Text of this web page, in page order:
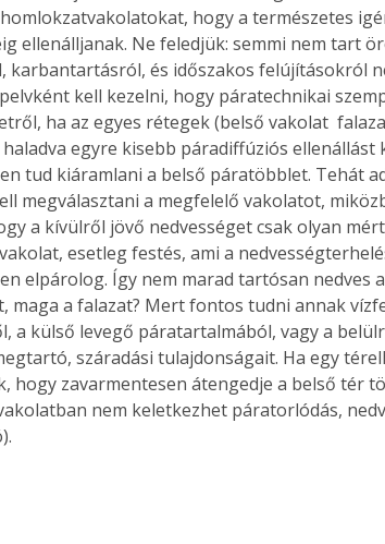
hogy a természetes
ellenálljanak. Ne feledjük: semmi nem tart
karbantartásról, és időszakos felújításokról
kell kezelni, hogy páratechnikai
ha az egyes rétegek (belső vakolat 
egyre kisebb páradiffúziós ellenállást
tud kiáramlani a belső páratöbblet. Tehát
megválasztani a megfelelő vakolatot,
a kívülről jövő nedvességet csak olyan
esetleg festés, ami a
elpárolog. Így nem marad tartósan nedves
maga a falazat? Mert fontos tudni annak
a külső levegő páratartalmából, vagy a
száradási tulajdonságait. Ha egy
hogy zavarmentesen átengedje a belső tér
nem keletkezhet páratorlódás,